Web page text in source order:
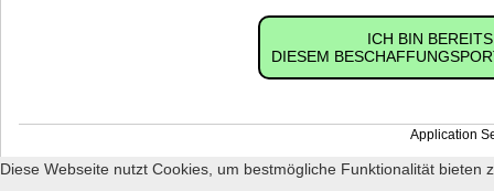
ICH BIN
DIESEM
Application
Diese Webseite nutzt Cookies, um bestmögliche Funktionalität bieten